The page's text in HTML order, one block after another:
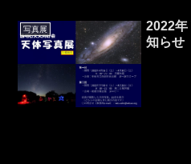
写真展
2022年
知らせ